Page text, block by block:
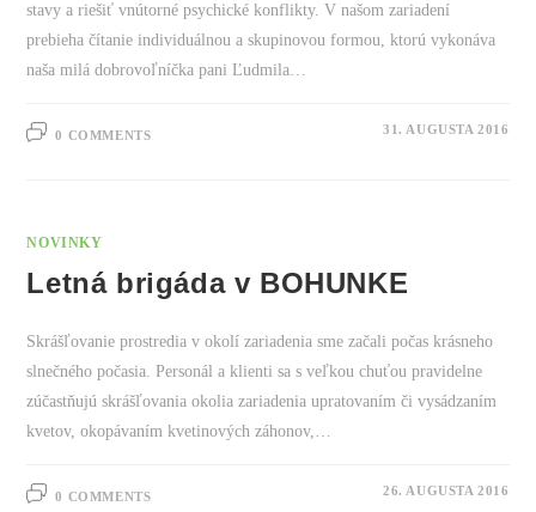
stavy a riešiť vnútorné psychické konflikty. V našom zariadení
prebieha čítanie individuálnou a skupinovou formou, ktorú vykonáva
naša milá dobrovoľníčka pani Ľudmila…
0 COMMENTS 31. AUGUSTA 2016
NOVINKY
Letná brigáda v BOHUNKE
Skrášľovanie prostredia v okolí zariadenia sme začali počas krásneho
slnečného počasia. Personál a klienti sa s veľkou chuťou pravidelne
zúčastňujú skrášľovania okolia zariadenia upratovaním či vysádzaním
kvetov, okopávaním kvetinových záhonov,…
0 COMMENTS 26. AUGUSTA 2016